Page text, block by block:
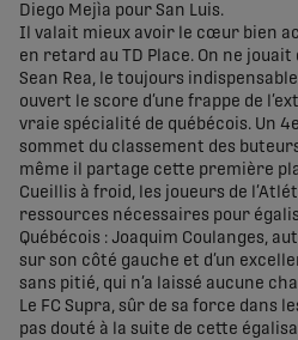
Diego Mejìa pour San Luis.
Il valait mieux avoir le cœur bien
en retard au TD Place. On ne
Sean Rea, le toujours
ouvert le score d’une frappe de
vraie spécialité de québécois. Un
sommet du classement des
même il partage cette première
Cueillis à froid, les joueurs de
ressources nécessaires pour
Québécois : Joaquim Coulanges,
sur son côté gauche et d’un
sans pitié, qui n’a laissé aucune
Le FC Supra, sûr de sa force dans
pas douté à la suite de cette